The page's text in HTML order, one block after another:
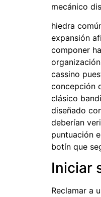
mecánico
hiedra
expansión
componer
cassino
concepción
clásico
diseñado
deberían
puntuación
botín que
Iniciar
Reclamar a